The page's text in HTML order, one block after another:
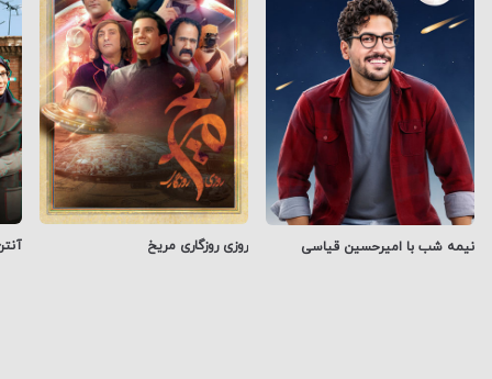
نیمه شب با امیرحسین قیاسی روزی روزگاری مریخ